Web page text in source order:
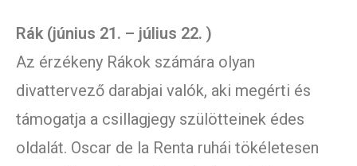
Rák (június 21. – július 22. )
Az érzékeny Rákok számára olyan
divattervező darabjai valók, aki megérti és
támogatja a csillagjegy szülötteinek édes
oldalát. Oscar de la Renta ruhái tökéletesen